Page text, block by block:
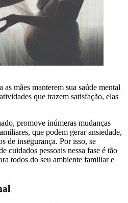
mães manterem sua saúde mental
que trazem satisfação, elas
promove inúmeras mudanças
que podem gerar ansiedade,
de insegurança. Por isso, se
cuidados pessoais nessa fase é tão
todos do seu ambiente familiar e